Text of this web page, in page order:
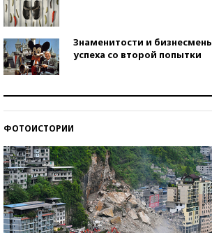
Знаменитости и
успеха со второй попытки
ФОТОИСТОРИИ